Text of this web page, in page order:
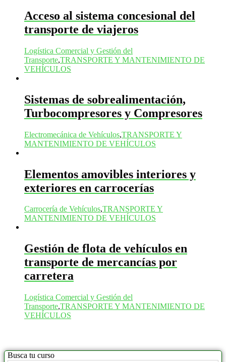
Acceso al sistema concesional del
transporte de viajeros
Logística Comercial y Gestión del
Transporte,TRANSPORTE Y MANTENIMIENTO DE
VEHÍCULOS
Sistemas de sobrealimentación,
Turbocompresores y Compresores
Electromecánica de Vehículos,TRANSPORTE Y
MANTENIMIENTO DE VEHÍCULOS
Elementos amovibles interiores y
exteriores en carrocerías
Carrocería de Vehículos,TRANSPORTE Y
MANTENIMIENTO DE VEHÍCULOS
Gestión de flota de vehículos en
transporte de mercancías por
carretera
Logística Comercial y Gestión del
Transporte,TRANSPORTE Y MANTENIMIENTO DE
VEHÍCULOS
Busca tu curso